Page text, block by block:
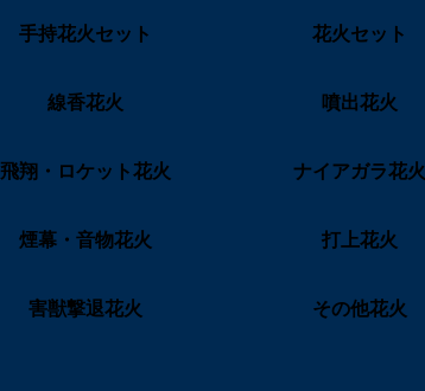
手持花火セット 花火セット
線香花火 噴出花火
飛翔・ロケット花火 ナイアガラ花火
煙幕・音物花火 打上花火
害獣撃退花火 その他花火